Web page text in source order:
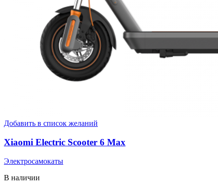
Добавить в список желаний
Xiaomi Electric Scooter 6 Max
Электросамокаты
В наличии